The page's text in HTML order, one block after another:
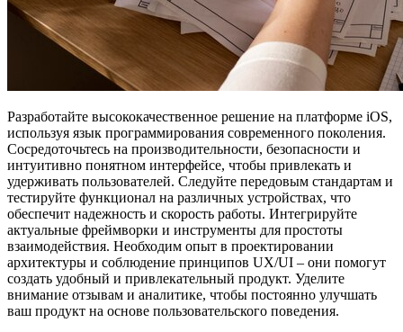
Разработайте высококачественное решение на платформе iOS,
используя язык программирования современного поколения.
Сосредоточьтесь на производительности, безопасности и
интуитивно понятном интерфейсе, чтобы привлекать и
удерживать пользователей. Следуйте передовым стандартам и
тестируйте функционал на различных устройствах, что
обеспечит надежность и скорость работы. Интегрируйте
актуальные фреймворки и инструменты для простоты
взаимодействия. Необходим опыт в проектировании
архитектуры и соблюдение принципов UX/UI – они помогут
создать удобный и привлекательный продукт. Уделите
внимание отзывам и аналитике, чтобы постоянно улучшать
ваш продукт на основе пользовательского поведения.